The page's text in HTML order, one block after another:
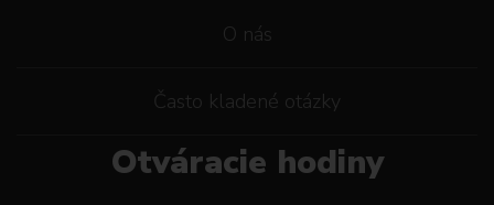
O nás
Často kladené otázky
Otváracie hodiny